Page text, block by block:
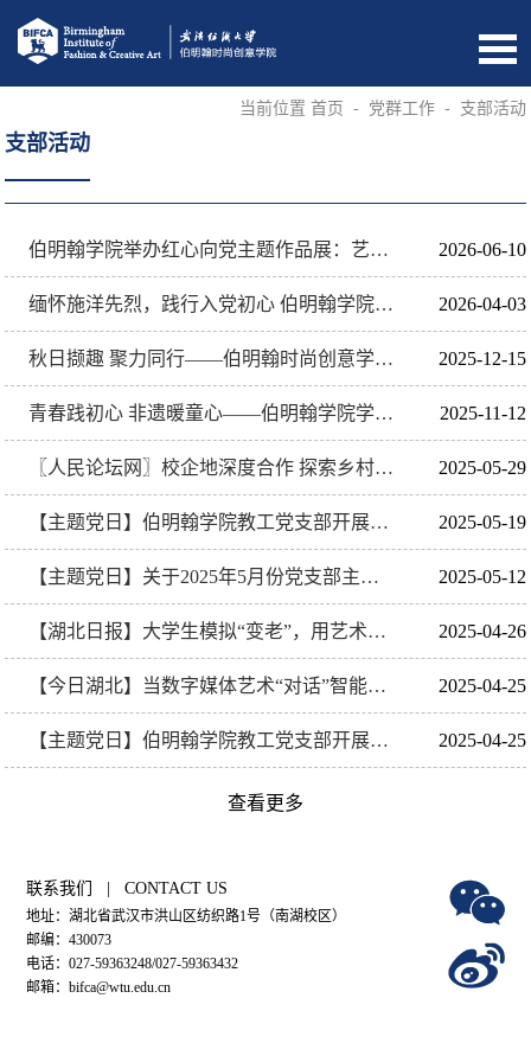
支部活动
当前位置 首页 - 党群工作 - 支部活动
伯明翰学院举办红心向党主题作品展：艺术献礼党的生日，实践深化党员教育 2026-06-10
缅怀施洋先烈，践行入党初心 伯明翰学院开展清明祭扫主题党日活动 2026-04-03
秋日撷趣 聚力同行——伯明翰时尚创意学院工会组织开展秋季江夏采摘活动 2025-12-15
青春践初心 非遗暖童心——伯明翰学院学子以志愿服务赋能特殊教育 2025-11-12
〖人民论坛网〗校企地深度合作 探索乡村振兴新路径 ——武汉市江夏区东方红村携手校地企共谱新篇章 2025-05-29
【主题党日】伯明翰学院教工党支部开展2025年5月主题党日活动 2025-05-19
【主题党日】关于2025年5月份党支部主题党日的通知 2025-05-12
【湖北日报】大学生模拟“变老”，用艺术科技点亮智慧养老 2025-04-26
【今日湖北】当数字媒体艺术“对话”智能养老——武汉纺织大学伯明翰学院走进银发生活体验中心 2025-04-25
【主题党日】伯明翰学院教工党支部开展2025年4月主题党日活动 2025-04-25
查看更多
联系我们 | CONTACT US
地址：湖北省武汉市洪山区纺织路1号（南湖校区）
邮编：430073
电话：027-59363248/027-59363432
邮箱：bifca@wtu.edu.cn